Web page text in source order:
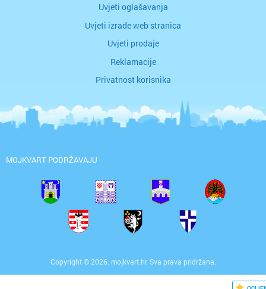
Uvjeti oglašavanja
Uvjeti izrade web stranica
Uvjeti prodaje
Reklamacije
Privatnost korisnika
MOJKVART PODRŽAVAJU
Copyright © 2026. mojkvart.hr. Sva prava pridržana.